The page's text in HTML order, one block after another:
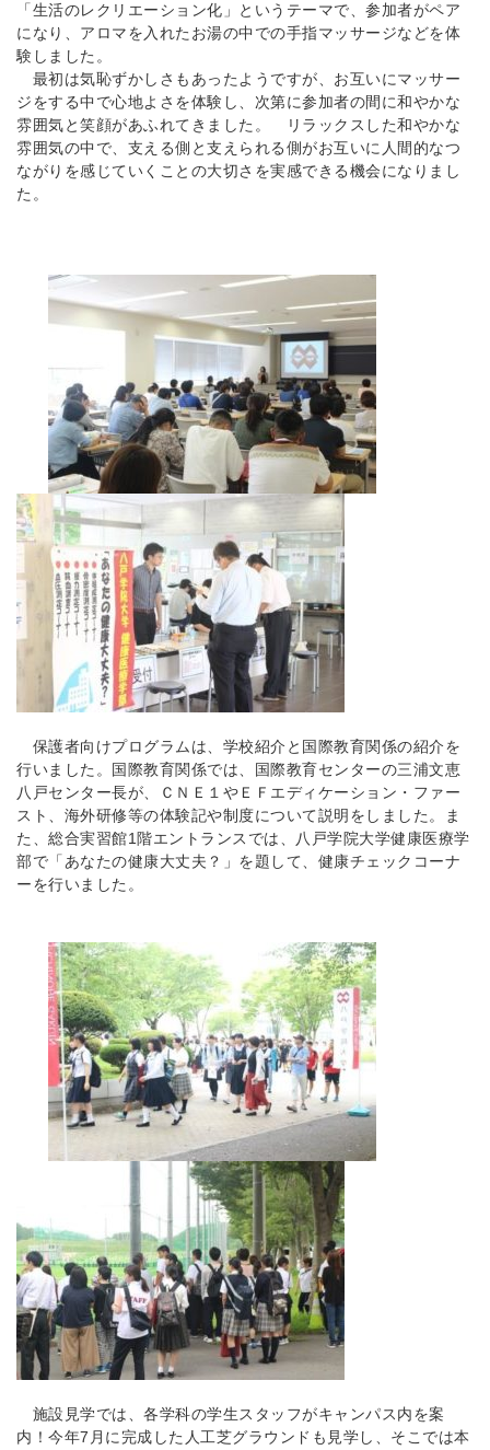
「生活のレクリエーション化」というテーマで、参加者がペア
になり、アロマを入れたお湯の中での手指マッサージなどを体
験しました。
最初は気恥ずかしさもあったようですが、お互いにマッサー
ジをする中で心地よさを体験し、次第に参加者の間に和やかな
雰囲気と笑顔があふれてきました。 リラックスした和やかな
雰囲気の中で、支える側と支えられる側がお互いに人間的なつ
ながりを感じていくことの大切さを実感できる機会になりまし
た。
保護者向けプログラムは、学校紹介と国際教育関係の紹介を
行いました。国際教育関係では、国際教育センターの三浦文恵
八戸センター長が、ＣＮＥ１やＥＦエディケーション・ファー
スト、海外研修等の体験記や制度について説明をしました。ま
た、総合実習館1階エントランスでは、八戸学院大学健康医療学
部で「あなたの健康大丈夫？」を題して、健康チェックコーナ
ーを行いました。
施設見学では、各学科の学生スタッフがキャンパス内を案
内！今年7月に完成した人工芝グラウンドも見学し、そこでは本